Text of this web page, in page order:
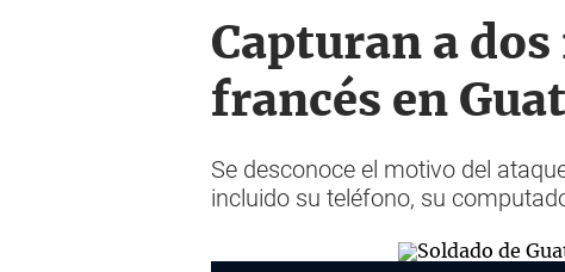
Capturan a
francés en
Se desconoce el motivo del
incluido su teléfono, su